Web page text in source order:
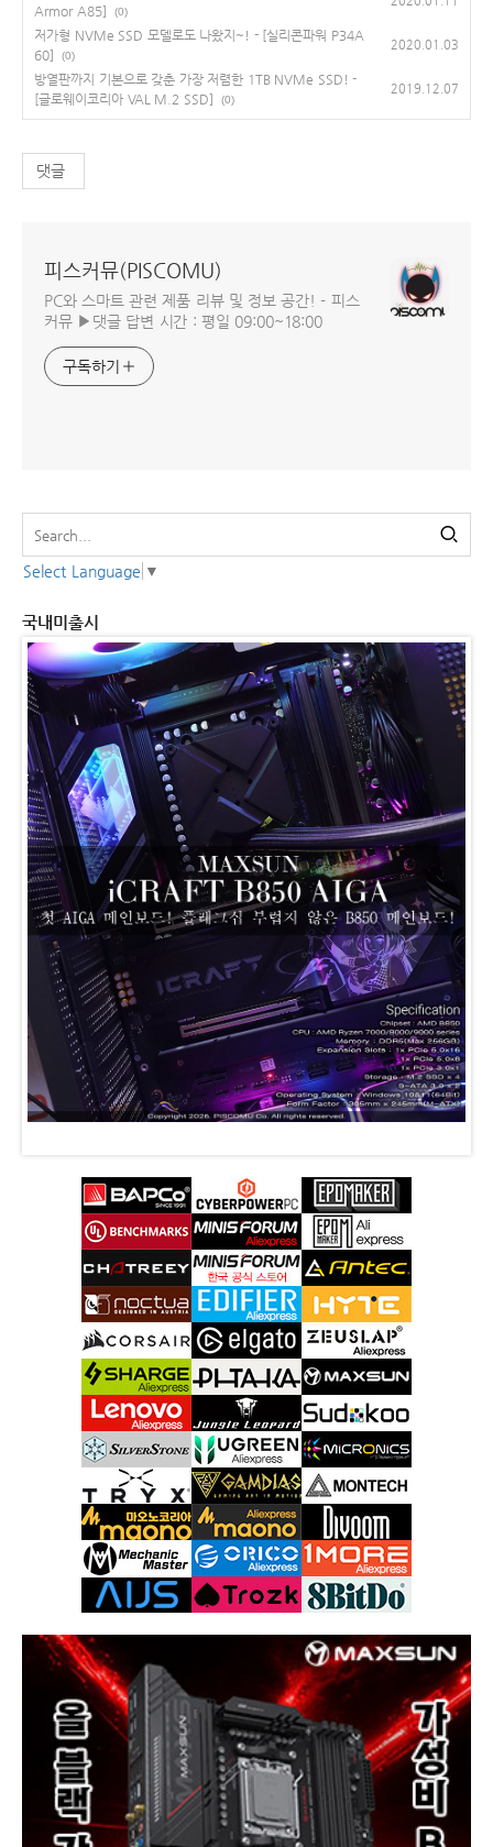
Armor A85] (0)
저가형 NVMe SSD 모델로도 나왔지~! - [실리콘파워 P34A
60]
(0)
2020.01.03
방열판까지 기본으로 갖춘 가장 저렴한 1TB NVMe SSD! -
[글로웨이코리아 VAL M.2 SSD]
(0)
2019.12.07
댓글
피스커뮤(PISCOMU)
PC와 스마트 관련 제품 리뷰 및 정보 공간! - 피스
커뮤 ▶댓글 답변 시간 : 평일 09:00~18:00
구독하기
Select Language ▼
국내미출시